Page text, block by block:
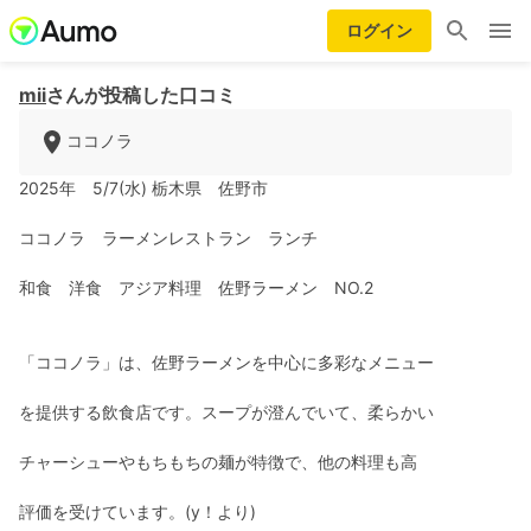
ログイン
miiさんが投稿した口コミ
ココノラ
2025年 5/7(水) 栃木県 佐野市
ココノラ ラーメンレストラン ランチ
和食 洋食 アジア料理 佐野ラーメン NO.2
「ココノラ」は、佐野ラーメンを中心に多彩なメニュー
を提供する飲食店です。スープが澄んでいて、柔らかい
チャーシューやもちもちの麺が特徴で、他の料理も高
評価を受けています。(y！より)